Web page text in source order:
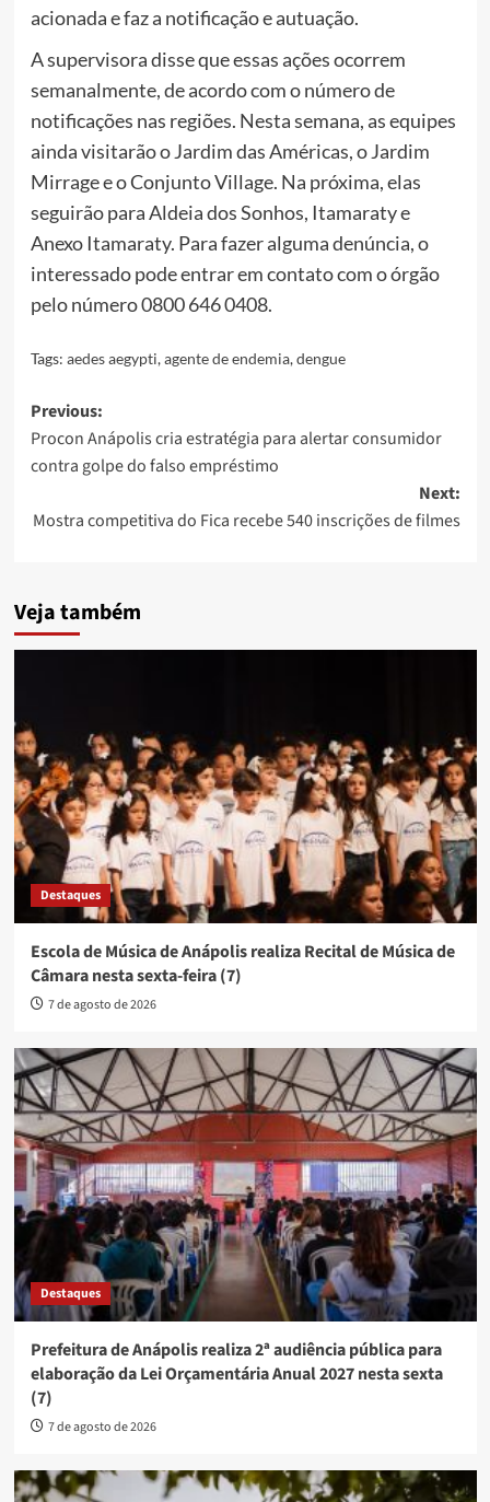
acionada e faz a notificação e autuação.
A supervisora disse que essas ações ocorrem
semanalmente, de acordo com o número de
notificações nas regiões. Nesta semana, as equipes
ainda visitarão o Jardim das Américas, o Jardim
Mirrage e o Conjunto Village. Na próxima, elas
seguirão para Aldeia dos Sonhos, Itamaraty e
Anexo Itamaraty. Para fazer alguma denúncia, o
interessado pode entrar em contato com o órgão
pelo número 0800 646 0408.
Tags: aedes aegypti,agente de endemia,dengue
Post
navigation
Previous:
Procon Anápolis cria estratégia para alertar consumidor
contra golpe do falso empréstimo
Next:
Mostra competitiva do Fica recebe 540 inscrições de filmes
Veja também
Destaques
Escola de Música de Anápolis realiza Recital de Música de
Câmara nesta sexta-feira (7)
7 de agosto de 2026
Destaques
Prefeitura de Anápolis realiza 2ª audiência pública para
elaboração da Lei Orçamentária Anual 2027 nesta sexta
(7)
7 de agosto de 2026